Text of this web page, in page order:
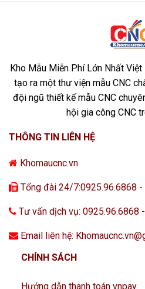
Kho Mẫu Miễn Phí Lớn Nhất
tạo ra một thư viện mẫu CNC
đội ngũ thiết kế mẫu CNC
hội gia công CNC
THÔNG TIN LIÊN HỆ
Khomaucnc.vn
Tổng đài 24/7:0925.96.6868 -
Tư vấn dịch vụ: 0925.96.6868
Email liên hệ:
CHÍNH SÁCH
Hướng dẫn thanh toán vnpay